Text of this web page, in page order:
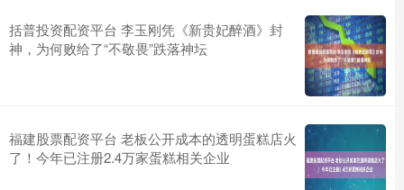
括普投资配资平台 李玉刚凭《新贵妃醉酒》封
神，为何败给了“不敬畏”跌落神坛
福建股票配资平台 老板公开成本的透明蛋糕店火
了！今年已注册2.4万家蛋糕相关企业